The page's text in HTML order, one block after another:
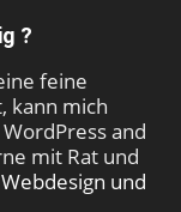
?
feine
kann mich
and
mit Rat und
und